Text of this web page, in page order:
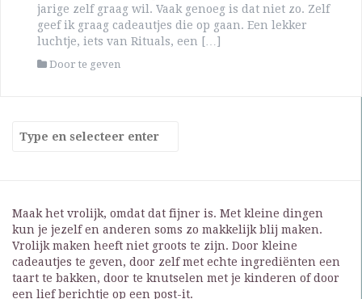
jarige zelf graag wil. Vaak genoeg is dat niet zo. Zelf
geef ik graag cadeautjes die op gaan. Een lekker
luchtje, iets van Rituals, een […]
Door te geven
Maak het vrolijk, omdat dat fijner is. Met kleine dingen
kun je jezelf en anderen soms zo makkelijk blij maken.
Vrolijk maken heeft niet groots te zijn. Door kleine
cadeautjes te geven, door zelf met echte ingrediënten een
taart te bakken, door te knutselen met je kinderen of door
een lief berichtje op een post-it.